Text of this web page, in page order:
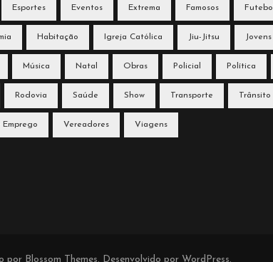
Esportes Eventos Extrema Famosos Futebol
Habitação Igreja Católica Jiu-Jitsu Jovens
Música Natal Obras Policial Política
Rodovia Saúde Show Transporte Trânsito
Vereadores Viagens
por Blossom Themes. Desenvolvido por WordPress.